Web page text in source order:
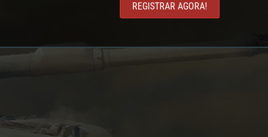
REGISTRAR AGORA!